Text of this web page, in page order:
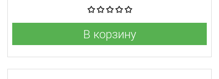
В корзину